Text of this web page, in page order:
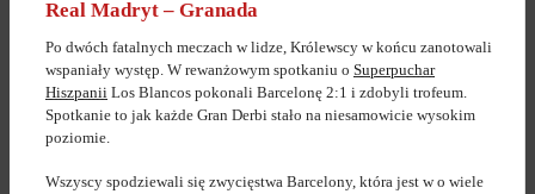
Real Madryt – Granada
Po dwóch fatalnych meczach w lidze, Królewscy w końcu zanotowali
wspaniały występ. W rewanżowym spotkaniu o Superpuchar
Hiszpanii Los Blancos pokonali Barcelonę 2:1 i zdobyli trofeum.
Spotkanie to jak każde Gran Derbi stało na niesamowicie wysokim
poziomie.
Wszyscy spodziewali się zwycięstwa Barcelony, która jest w o wiele